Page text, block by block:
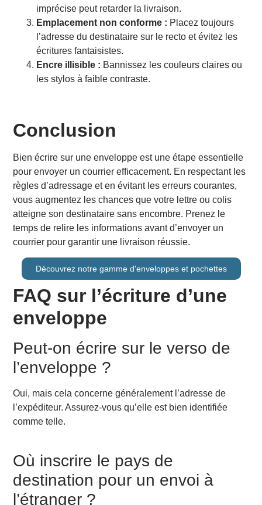
imprécise peut retarder la livraison.
Emplacement non conforme : Placez toujours
l’adresse du destinataire sur le recto et évitez les
écritures fantaisistes.
Encre illisible : Bannissez les couleurs claires ou
les stylos à faible contraste.
Conclusion
Bien écrire sur une enveloppe est une étape essentielle
pour envoyer un courrier efficacement. En respectant les
règles d’adressage et en évitant les erreurs courantes,
vous augmentez les chances que votre lettre ou colis
atteigne son destinataire sans encombre. Prenez le
temps de relire les informations avant d’envoyer un
courrier pour garantir une livraison réussie.
Découvrez notre gamme d'enveloppes et pochettes
FAQ sur l’écriture d’une
enveloppe
Peut-on écrire sur le verso de
l’enveloppe ?
Oui, mais cela concerne généralement l’adresse de
l’expéditeur. Assurez-vous qu’elle est bien identifiée
comme telle.
Où inscrire le pays de
destination pour un envoi à
l’étranger ?